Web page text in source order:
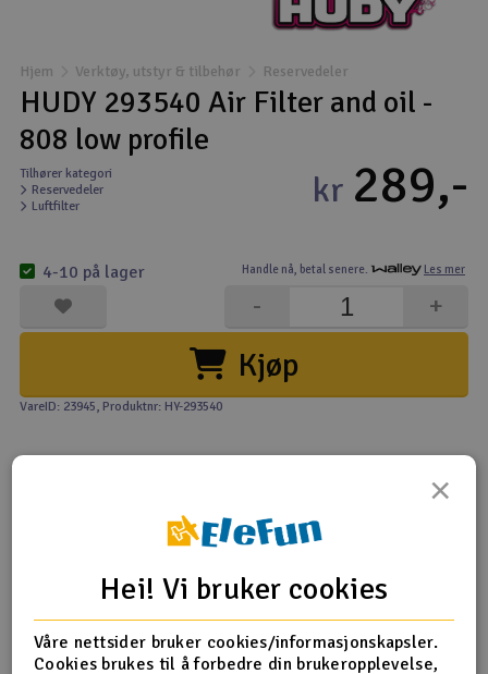
Droner
Droner for FPV
Fly
Helikopter
Kamerautstyr
Modellbygging, LEGO & byggesett
Modelljernbane
Radioutstyr
Raketter
Hjem Verktøy, utstyr & tilbehør Reservedeler
HUDY 293540 Air Filter and oil -
808 low profile
Tilhører kategori
Reservedeler
Luftfilter
Handle nå, betal senere. Les mer
kr 289,-
Kjøp
+
-
4-10 på lager
VareID: 23945, Produktnr: HY-293540
Tips en venn Anmeldelser
Produktinformasjon
×
Hei! Vi bruker cookies
Våre nettsider bruker cookies/informasjonskapsler.
Cookies brukes til å forbedre din brukeropplevelse,